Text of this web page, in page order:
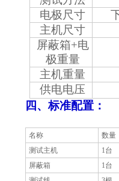
电极尺寸
主机尺寸
屏蔽箱+电
极重量
主机重量
供电电压
四、标准配置：
名称
数量
测试主机
1台
屏蔽箱
1台